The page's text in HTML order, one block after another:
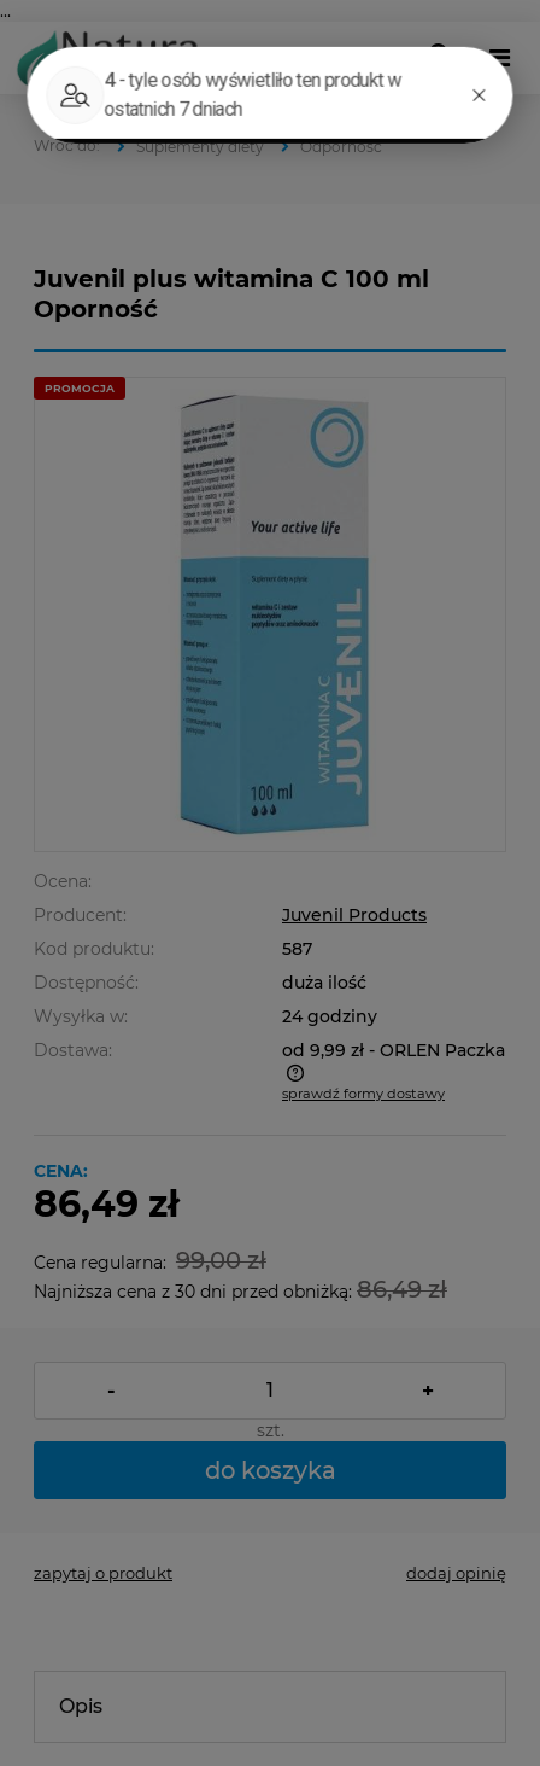
...
Suplementy diety Odporność
Juvenil plus witamina C 100 ml
Oporność
PROMOCJA
Ocena:
Producent:
Juvenil Products
Kod produktu:
587
Dostępność:
duża ilość
Wysyłka w:
24 godziny
Dostawa:
od 9,99 zł - ORLEN Paczka
Cena nie zawiera ewentualnych kosztów płatności
sprawdź formy dostawy
CENA:
86,49 zł
Cena regularna: 99,00 zł
Najniższa cena z 30 dni przed obniżką: 86,49 zł
- +
szt.
do koszyka
zapytaj o produkt dodaj opinię
Opis